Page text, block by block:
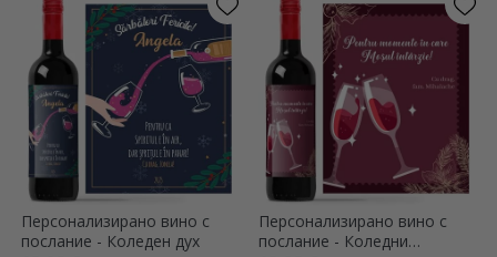
Персонализирано вино с
послание - Коледен дух
Персонализирано вино с
послание - Коледни